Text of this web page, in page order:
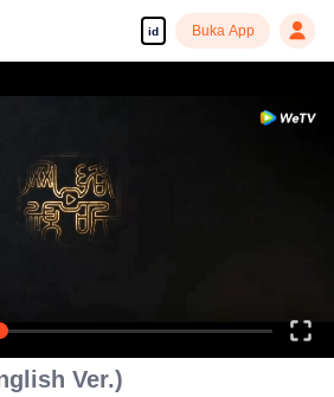
id Buka App
dengan kualitas tinggi dan lancar
Ver.)